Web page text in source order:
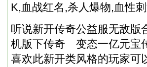
K,血战红名,杀人爆物,血性刺
听说新开传奇公益服无敌版
机版下传奇 变态一亿元宝
喜欢此新开类风格的玩家可